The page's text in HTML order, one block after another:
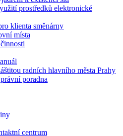
prostředků elektronické
klienta směnárny
místa
radních hlavního města Prahy
poradna
centrum